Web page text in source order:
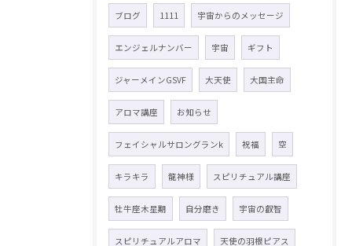
ブログ 1111 宇宙からのメッセージ
エンジェルナンバー 宇宙 ギフト
ジャーメインGSVF 大天使 大国主命
アロマ講座 お知らせ
フェイシャルサロングランk 祝福 空
キラキラ 龍神様 スピリチュアル講座
牡牛座木星期 自分磨き 宇宙の叡智
スピリチュアルアロマ 天使の羽根ピアス